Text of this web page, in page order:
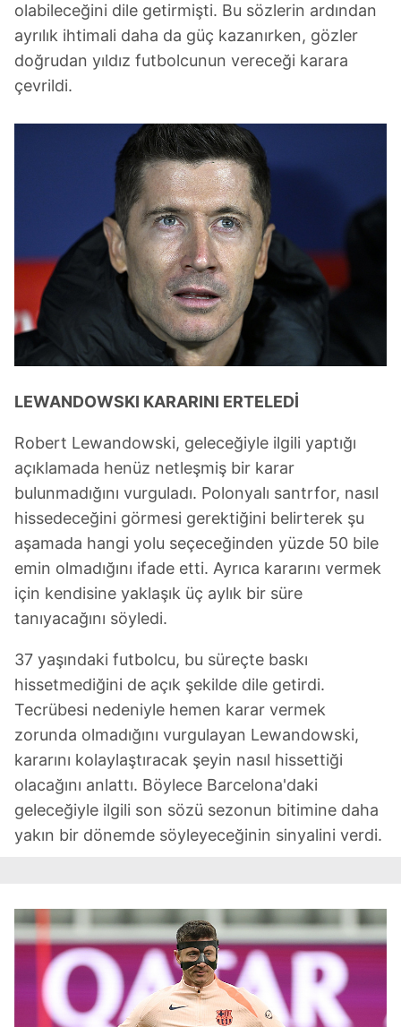
olabileceğini dile getirmişti. Bu sözlerin ardından
ayrılık ihtimali daha da güç kazanırken, gözler
doğrudan yıldız futbolcunun vereceği karara
çevrildi.
LEWANDOWSKI KARARINI ERTELEDİ
Robert Lewandowski, geleceğiyle ilgili yaptığı
açıklamada henüz netleşmiş bir karar
bulunmadığını vurguladı. Polonyalı santrfor, nasıl
hissedeceğini görmesi gerektiğini belirterek şu
aşamada hangi yolu seçeceğinden yüzde 50 bile
emin olmadığını ifade etti. Ayrıca kararını vermek
için kendisine yaklaşık üç aylık bir süre
tanıyacağını söyledi.
37 yaşındaki futbolcu, bu süreçte baskı
hissetmediğini de açık şekilde dile getirdi.
Tecrübesi nedeniyle hemen karar vermek
zorunda olmadığını vurgulayan Lewandowski,
kararını kolaylaştıracak şeyin nasıl hissettiği
olacağını anlattı. Böylece Barcelona'daki
geleceğiyle ilgili son sözü sezonun bitimine daha
yakın bir dönemde söyleyeceğinin sinyalini verdi.